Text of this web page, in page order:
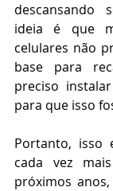
descansando
ideia é que
celulares não
base para
preciso
para que isso
Portanto, isso
cada vez
próximos